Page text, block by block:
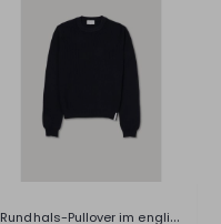
Rundhals-Pullover im englischen Stil, Ba